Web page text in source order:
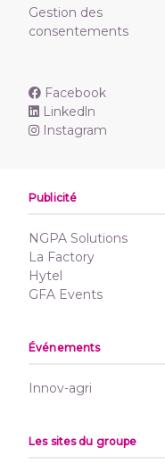
Gestion des
consentements
Facebook
Linkedln
Instagram
Publicité
NGPA Solutions
La Factory
Hytel
GFA Events
Événements
Innov-agri
Les sites du groupe